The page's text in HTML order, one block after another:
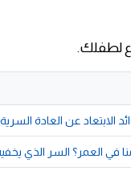
لطفلك.
الابتعاد عن العادة
في العمر؟ السر الذي